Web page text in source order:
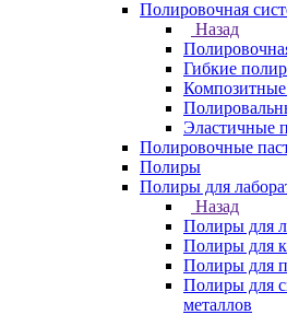
Полировочная
Назад
Гибкие
Эластичные
Полировочные
Полиры
Полиры для
Назад
Полиры для
Полиры для
Полиры для
Полиры для
металлов